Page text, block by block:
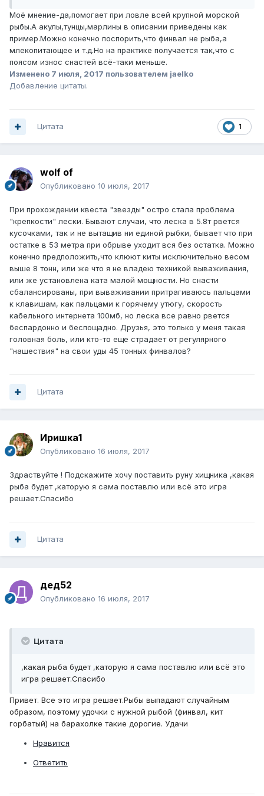
Моё мнение-да,помогает при ловле всей крупной морской
рыбы.А акулы,тунцы,марлины в описании приведены как
пример.Можно конечно поспорить,что финвал не рыба,а
млекопитающее и т.д.Но на практике получается так,что с
поясом износ снастей всё-таки меньше.
Изменено 7 июля, 2017 пользователем jaelko
Добавление цитаты.
1
Цитата
wolf of
Опубликовано 10 июля, 2017
При прохождении квеста "звезды" остро стала проблема
"крепкости" лески. Бывают случаи, что леска в 5.8т рвется
кусочками, так и не вытащив ни единой рыбки, бывает что при
остатке в 53 метра при обрыве уходит вся без остатка. Можно
конечно предположить,что клюют киты исключительно весом
выше 8 тонн, или же что я не владею техникой вываживания,
или же установлена ката малой мощности. Но снасти
сбалансированы, при вываживании притрагиваюсь пальцами
к клавишам, как пальцами к горячему утюгу, скорость
кабельного интернета 100мб, но леска все равно рвется
беспардонно и беспощадно. Друзья, это только у меня такая
головная боль, или кто-то еще страдает от регулярного
"нашествия" на свои уды 45 тонных финвалов?
Цитата
Иришка1
Опубликовано 16 июля, 2017
Здраствуйте ! Подскажите хочу поставить руну хищника ,какая
рыба будет ,каторую я сама поставлю или всё это игра
решает.Спасибо
Цитата
дед52
Опубликовано 16 июля, 2017
Цитата
,какая рыба будет ,каторую я сама поставлю или всё это
игра решает.Спасибо
Привет. Все это игра решает.Рыбы выпадают случайным
образом, поэтому удочки с нужной рыбой (финвал, кит
горбатый) на барахолке такие дорогие. Удачи
Нравится
Ответить